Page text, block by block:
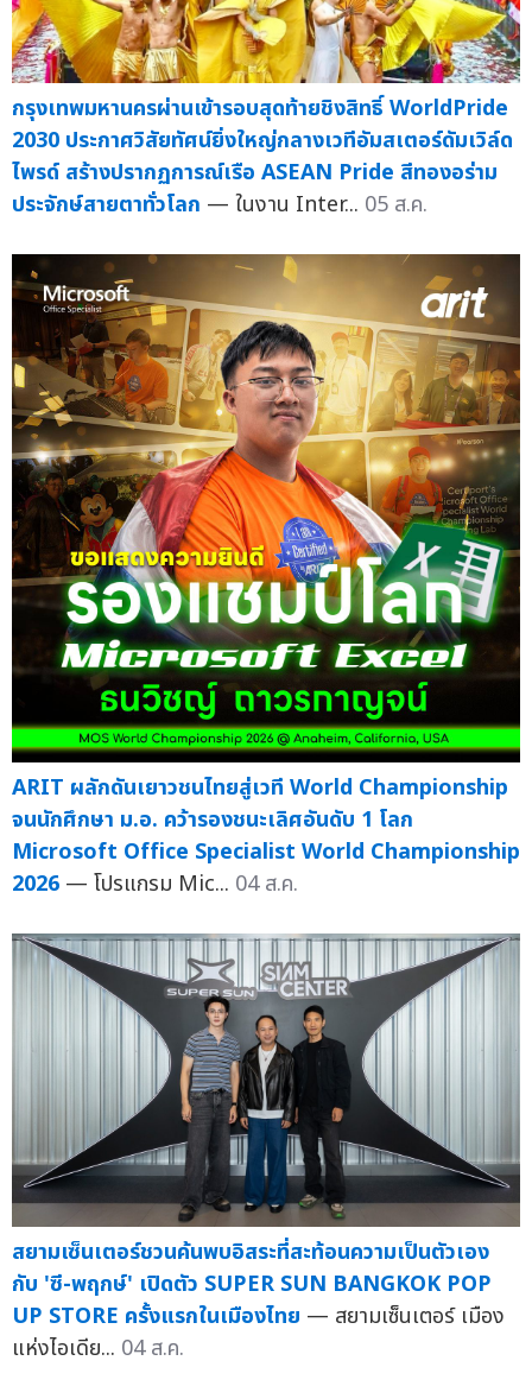
กรุงเทพมหานครผ่านเข้ารอบสุดท้ายชิงสิทธิ์ WorldPride
2030 ประกาศวิสัยทัศน์ยิ่งใหญ่กลางเวทีอัมสเตอร์ดัมเวิล์ด
ไพรด์ สร้างปรากฏการณ์เรือ ASEAN Pride สีทองอร่าม
ประจักษ์สายตาทั่วโลก — ในงาน Inter... 05 ส.ค.
ARIT ผลักดันเยาวชนไทยสู่เวที World Championship
จนนักศึกษา ม.อ. คว้ารองชนะเลิศอันดับ 1 โลก
Microsoft Office Specialist World Championship
2026 — โปรแกรม Mic... 04 ส.ค.
สยามเซ็นเตอร์ชวนค้นพบอิสระที่สะท้อนความเป็นตัวเอง
กับ 'ซี-พฤกษ์' เปิดตัว SUPER SUN BANGKOK POP
UP STORE ครั้งแรกในเมืองไทย — สยามเซ็นเตอร์ เมือง
แห่งไอเดีย... 04 ส.ค.